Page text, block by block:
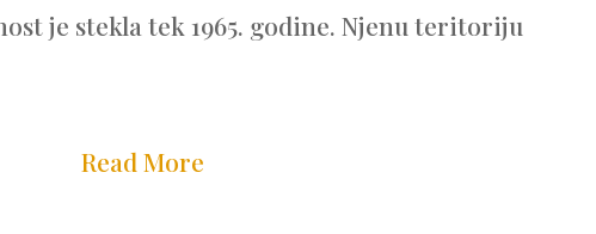
je stekla tek 1965. godine. Njenu teritoriju
Read More